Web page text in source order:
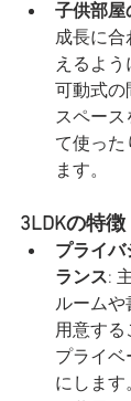
子供部屋
成長に合
えるよう
可動式
スペース
て使っ
ます。
3LDKの特徴
プライ
ランス:
ルームや
用意する
プライベ
にしま